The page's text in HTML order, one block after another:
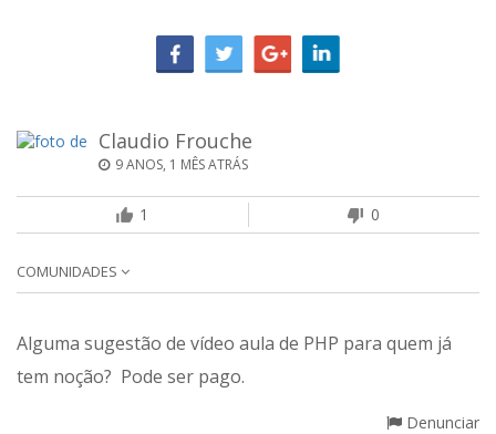
Claudio Frouche
9 ANOS, 1 MÊS ATRÁS
1 0
COMUNIDADES
Alguma sugestão de vídeo aula de PHP para quem já
tem noção? Pode ser pago.
Denunciar